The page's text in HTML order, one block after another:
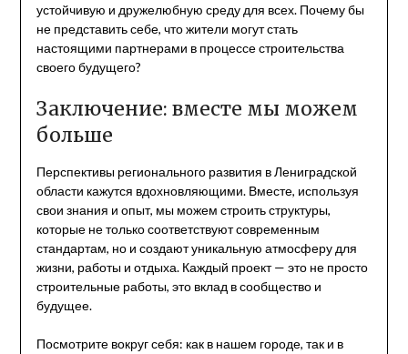
устойчивую и дружелюбную среду для всех. Почему бы
не представить себе, что жители могут стать
настоящими партнерами в процессе строительства
своего будущего?
Заключение: вместе мы можем
больше
Перспективы регионального развития в Лениградской
области кажутся вдохновляющими. Вместе, используя
свои знания и опыт, мы можем строить структуры,
которые не только соответствуют современным
стандартам, но и создают уникальную атмосферу для
жизни, работы и отдыха. Каждый проект — это не просто
строительные работы, это вклад в сообщество и
будущее.
Посмотрите вокруг себя: как в нашем городе, так и в